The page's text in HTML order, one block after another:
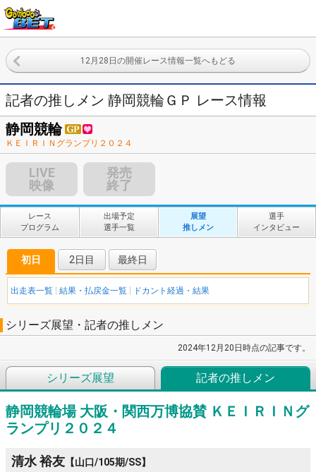
12月28日の開催レース情報一覧へもどる
記者の推しメン 静岡競輪ＧＰ レース情報
静岡競輪
ＫＥＩＲＩＮグランプリ２０２４
LIVE
映像
発売
終了
レース
プログラム
出場予定
選手一覧
展望
推しメン
選手
インタビュー
初日
出走表一覧 結果・払戻金一覧 ドカント経過・結果
2日目 最終日
シリーズ展望・記者の推しメン
2024年12月20日時点の記事です。
シリーズ展望 記者の推しメン
静岡競輪場 大阪・関西万博協賛 ＫＥＩＲＩＮグ
ランプリ２０２４
清水 裕友 【山口/105期/SS】